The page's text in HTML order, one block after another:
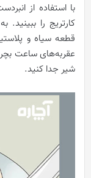
با استفاده از
کارتریج را
قطعه سیاه و
عقربه‌های ساعت
شیر جدا کنید.